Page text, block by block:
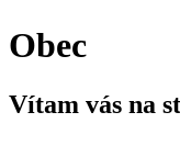
Obec
Vítam vás na